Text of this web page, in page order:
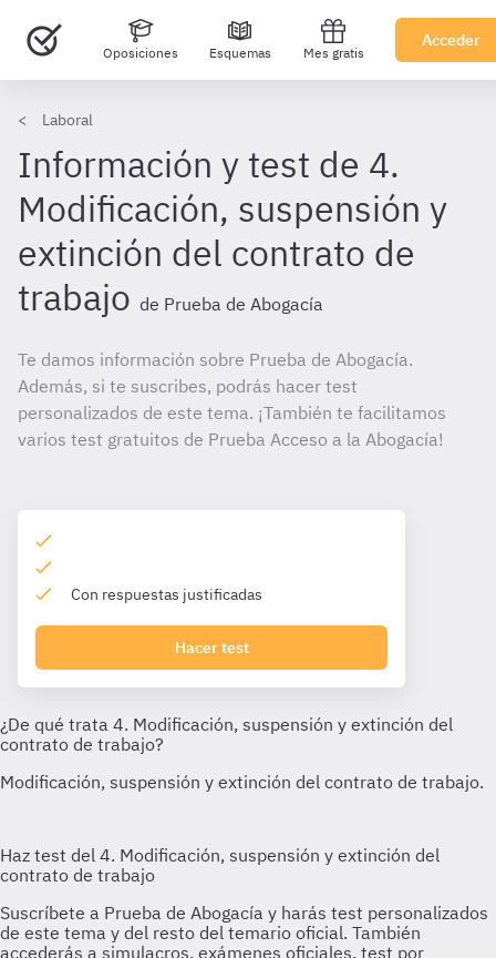
Oposiciones Esquemas Mes gratis
Acceder
Laboral
Información y test de 4.
Modificación, suspensión y
extinción del contrato de
trabajo de Prueba de Abogacía
Te damos información sobre Prueba de Abogacía.
Además, si te suscribes, podrás hacer test
personalizados de este tema. ¡También te facilitamos
varios test gratuitos de Prueba Acceso a la Abogacía!
Con respuestas justificadas
Hacer test